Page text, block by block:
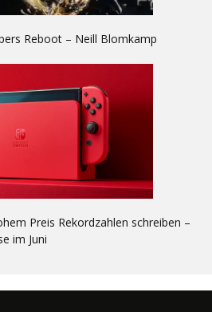
Reboot – Neill Blomkamp
Preis Rekordzahlen schreiben –
im Juni